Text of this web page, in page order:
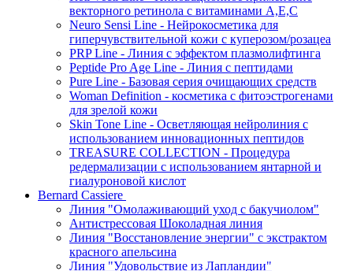
векторного ретинола с витаминами A,Е,С
Neuro Sensi Line - Нейрокосметика для
гиперчувствительной кожи с куперозом/розацеа
PRP Line - Линия с эффектом плазмолифтинга
Peptide Pro Age Line - Линия с пептидами
Pure Line - Базовая серия очищающих средств
Woman Definition - косметика с фитоэстрогенами
для зрелой кожи
Skin Tone Line - Осветляющая нейролиния с
использованием инновационных пептидов
TREASURE COLLECTION - Процедура
редермализации с использованием янтарной и
гиалуроновой кислот
Bernard Cassiere
Линия "Омолаживающий уход с бакучиолом"
Антистрессовая Шоколадная линия
Линия "Восстановление энергии" с экстрактом
красного апельсина
Линия "Удовольствие из Лапландии"